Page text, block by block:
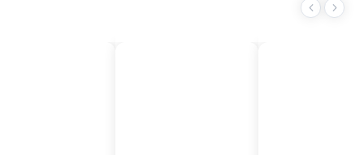
Previous
Next